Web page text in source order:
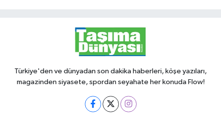
Türkiye'den ve dünyadan son dakika haberleri, köşe yazıları,
magazinden siyasete, spordan seyahate her konuda Flow!